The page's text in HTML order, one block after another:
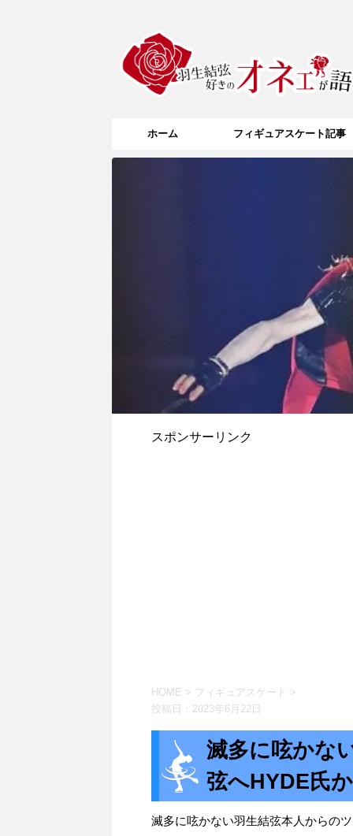
ホーム フィギュアスケート記事
スポンサーリンク
HOME > フィギュアスケート
>
投稿日： 2023年6月22日
滅多に呟かな
弦へHYDE氏
滅多に呟かない羽生結弦本人からの